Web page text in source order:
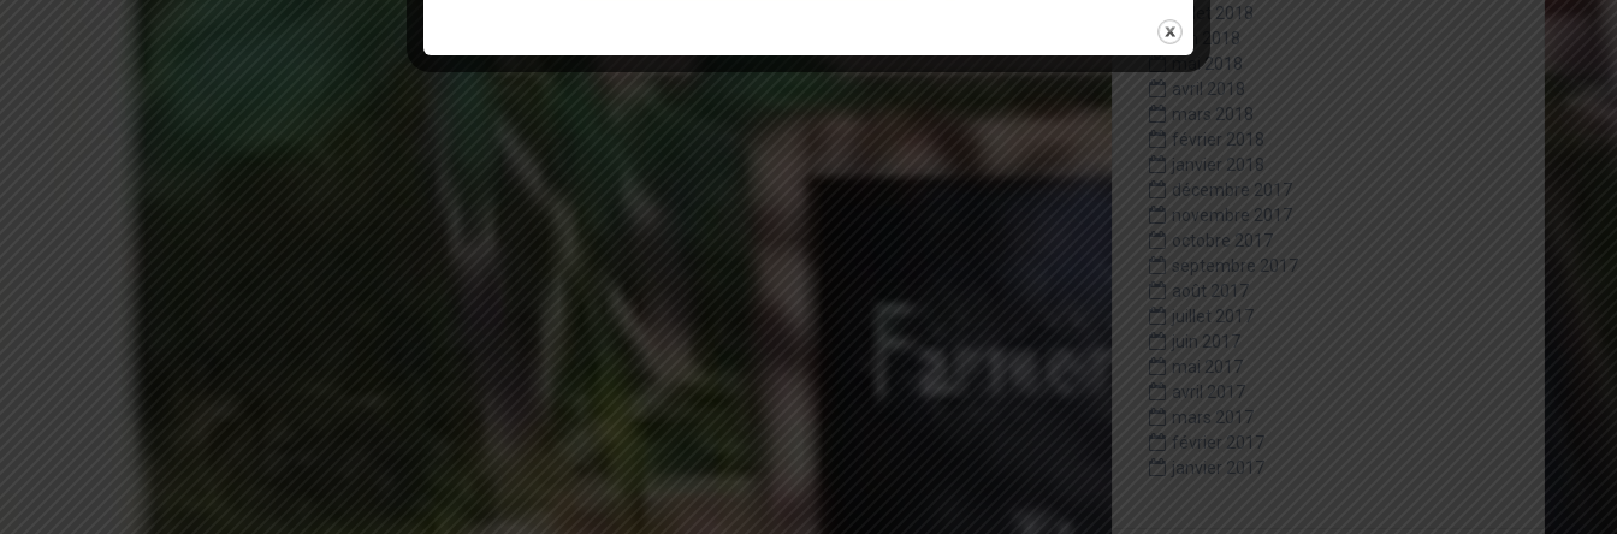
juillet 2018
juin 2018
mai 2018
avril 2018
mars 2018
février 2018
janvier 2018
décembre 2017
novembre 2017
octobre 2017
septembre 2017
août 2017
juillet 2017
juin 2017
mai 2017
avril 2017
mars 2017
février 2017
janvier 2017